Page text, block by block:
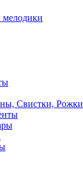
Свистки, Рожки